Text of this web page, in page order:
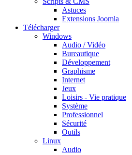
Astuces
Extensions Joomla
Télécharger
Windows
Audio / Vidéo
Bureautique
Développement
Graphisme
Internet
Jeux
Loisirs - Vie pratique
Système
Professionnel
Sécurité
Outils
Linux
Audio